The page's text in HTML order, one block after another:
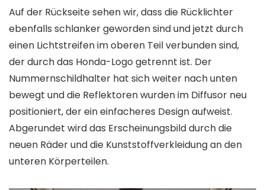
Auf der Rückseite sehen wir, dass die Rücklichter
ebenfalls schlanker geworden sind und jetzt durch
einen Lichtstreifen im oberen Teil verbunden sind,
der durch das Honda-Logo getrennt ist. Der
Nummernschildhalter hat sich weiter nach unten
bewegt und die Reflektoren wurden im Diffusor neu
positioniert, der ein einfacheres Design aufweist.
Abgerundet wird das Erscheinungsbild durch die
neuen Räder und die Kunststoffverkleidung an den
unteren Körperteilen.